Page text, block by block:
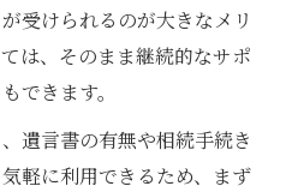
受けられるのが大きなメリ
は、そのまま継続的なサポ
できます。
遺言書の有無や相続手続き
軽に利用できるため、まず